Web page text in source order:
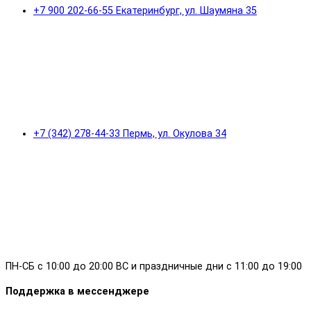
+7 900 202-66-55 Екатеринбург, ул. Шаумяна 35
+7 (342) 278-44-33 Пермь, ул. Окулова 34
ПН-СБ с 10:00 до 20:00 ВС и праздничные дни с 11:00 до 19:00
Поддержка в мессенджере